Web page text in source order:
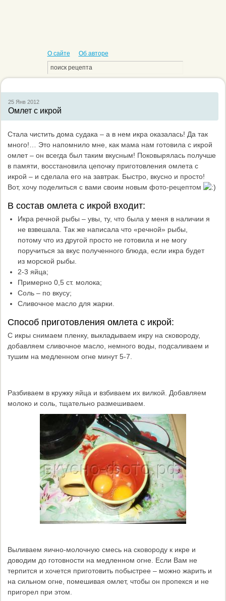
О сайте Об авторе
25 Янв2012
Омлет с икрой
Стала чистить дома судака – а в нем икра оказалась! Да так
много!… Это напомнило мне, как мама нам готовила с икрой
омлет – он всегда был таким вкусным! Поковырялась получше
в памяти, восстановила цепочку приготовления омлета с
икрой – и сделала его на завтрак. Быстро, вкусно и просто!
Вот, хочу поделиться с вами своим новым фото-рецептом
В состав омлета с икрой входит:
Икра речной рыбы – увы, ту, что была у меня в наличии я
не взвешала. Так же написала что «речной» рыбы,
потому что из другой просто не готовила и не могу
поручиться за вкус полученного блюда, если икра будет
из морской рыбы.
2-3 яйца;
Примерно 0,5 ст. молока;
Соль – по вкусу;
Сливочное масло для жарки.
Способ приготовления омлета с икрой:
С икры снимаем пленку, выкладываем икру на сковороду,
добавляем сливочное масло, немного воды, подсаливаем и
тушим на медленном огне минут 5-7.
Разбиваем в кружку яйца и взбиваем их вилкой. Добавляем
молоко и соль, тщательно размешиваем.
Выливаем яично-молочную смесь на сковороду к икре и
доводим до готовности на медленном огне. Если Вам не
терпится и хочется приготовить побыстрее – можно жарить и
на сильном огне, помешивая омлет, чтобы он пропекся и не
пригорел при этом.